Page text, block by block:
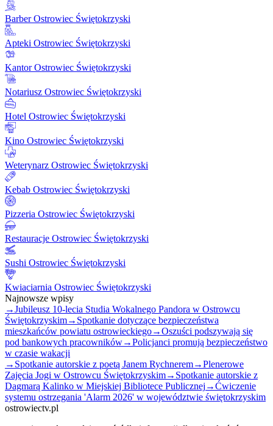
Barber Ostrowiec Świętokrzyski
Apteki Ostrowiec Świętokrzyski
Kantor Ostrowiec Świętokrzyski
Notariusz Ostrowiec Świętokrzyski
Hotel Ostrowiec Świętokrzyski
Kino Ostrowiec Świętokrzyski
Weterynarz Ostrowiec Świętokrzyski
Kebab Ostrowiec Świętokrzyski
Pizzeria Ostrowiec Świętokrzyski
Restauracje Ostrowiec Świętokrzyski
Sushi Ostrowiec Świętokrzyski
Kwiaciarnia Ostrowiec Świętokrzyski
Najnowsze wpisy
→Jubileusz 10-lecia Studia Wokalnego Pandora w Ostrowcu
Świętokrzyskim→ Spotkanie dotyczące bezpieczeństwa
mieszkańców powiatu ostrowieckiego→Oszuści podszywają się
pod bankowych pracowników→Policjanci promują bezpieczeństwo
w czasie wakacji
→ Spotkanie autorskie z poetą Janem Rychnerem→Plenerowe
Zajęcia Jogi w Ostrowcu Świętokrzyskim→ Spotkanie autorskie z
Dagmarą Kalinko w Miejskiej Bibliotece Publicznej →Ćwiczenie
systemu ostrzegania 'Alarm 2026' w województwie świętokrzyskim
ostrowiectv.pl